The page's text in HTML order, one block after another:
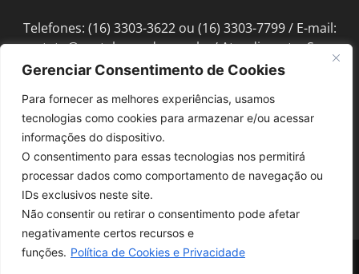
Gerenciar Consentimento de Cookies
Para fornecer as melhores experiências, usamos
tecnologias como cookies para armazenar e/ou acessar
informações do dispositivo.
O consentimento para essas tecnologias nos permitirá
processar dados como comportamento de navegação ou
IDs exclusivos neste site.
Não consentir ou retirar o consentimento pode afetar
negativamente certos recursos e
funções. Política de Cookies e Privacidade
Telefones: (16) 3303-3622 ou (16) 3303-7799 / E-mail:
contato@portalmorada.com.br/ Atendimento: Seg a
Sex das 8h às 18h / Endereço: Av. Bento de Abreu, 889
SIGA-NOS
© 1997-2022, GRUPO ROBERTO MONTORO É proibida a reprodução do